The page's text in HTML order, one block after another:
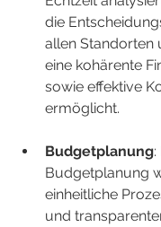
die
allen Standorten
eine kohärente
sowie effektive
ermöglicht.
Budgetplanung:
Budgetplanung
einheitliche
und